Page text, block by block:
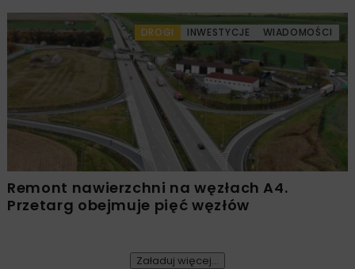
DROGI INWESTYCJE WIADOMOŚCI
Remont nawierzchni na węzłach A4.
Przetarg obejmuje pięć węzłów
Załaduj więcej...